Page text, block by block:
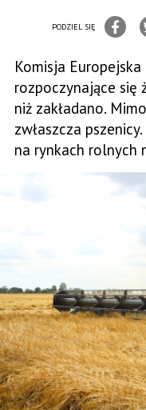
PODZIEL SIĘ
Komisja
rozpoczynające się
niż zakładano.
zwłaszcza
na rynkach rolnych